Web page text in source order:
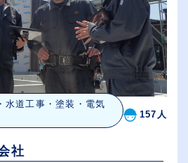
水道工事・塗装・電気
157人
社